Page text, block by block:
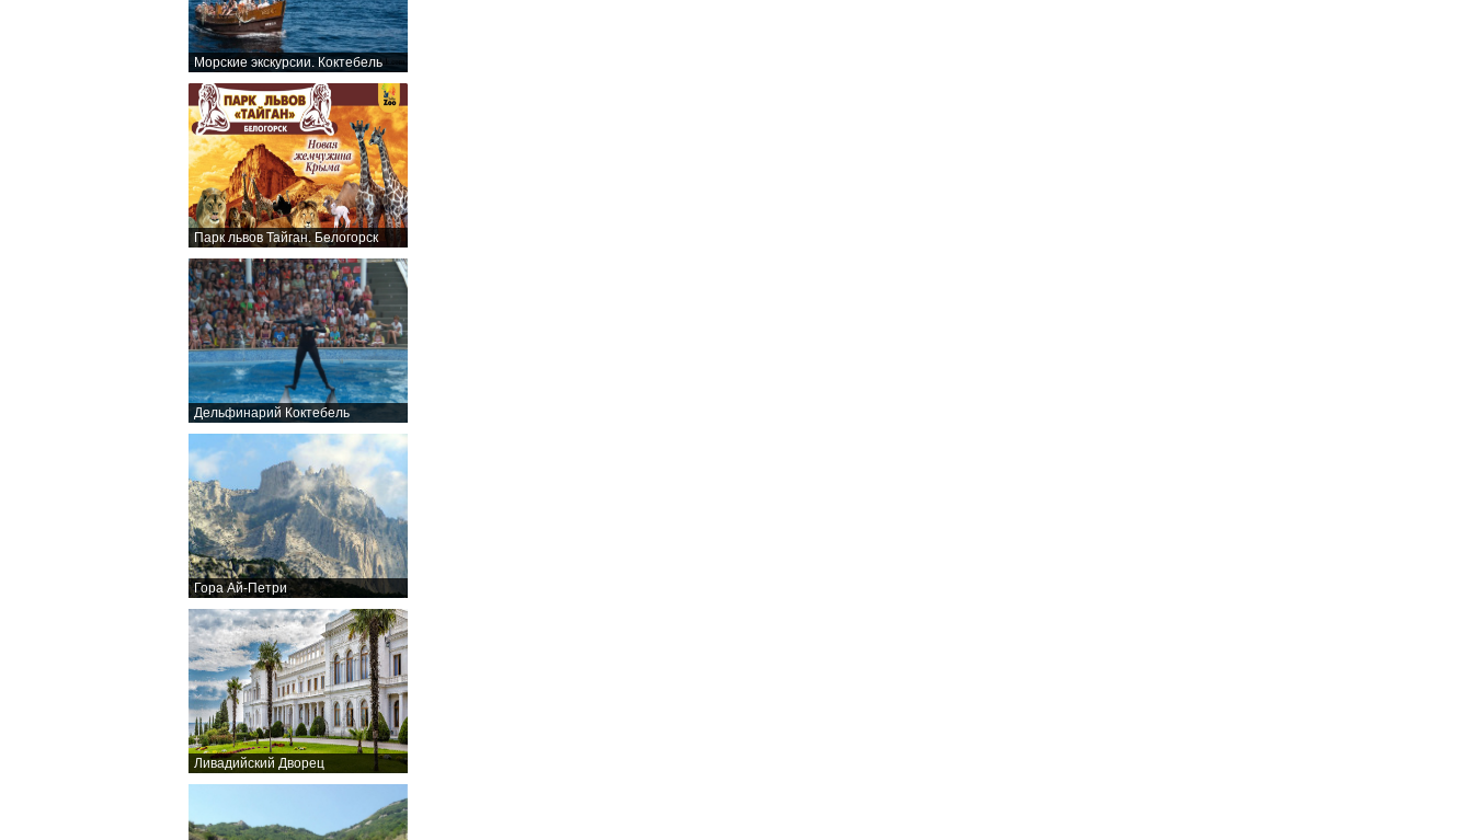
Морские экскурсии. Коктебель
Парк львов Тайган. Белогорск
Дельфинарий Коктебель
Гора Ай-Петри
Ливадийский Дворец